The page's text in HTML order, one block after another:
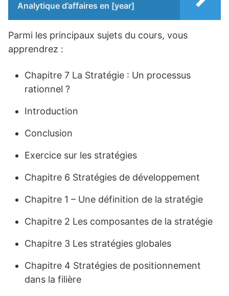
Analytique d’affaires en [year]
Parmi les principaux sujets du cours, vous
apprendrez :
Chapitre 7 La Stratégie : Un processus
rationnel ?
Introduction
Conclusion
Exercice sur les stratégies
Chapitre 6 Stratégies de développement
Chapitre 1 – Une définition de la stratégie
Chapitre 2 Les composantes de la stratégie
Chapitre 3 Les stratégies globales
Chapitre 4 Stratégies de positionnement
dans la filière